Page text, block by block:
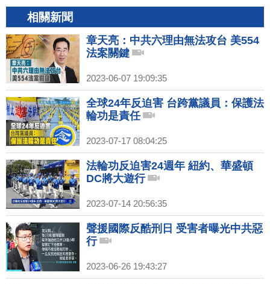
相關新聞
章天亮：中共六理由無法攻台 美554
法案關鍵
2023-06-07 19:09:35
全球24年反迫害 台跨黨議員：保護法
輪功是責任
2023-07-17 08:04:25
法輪功反迫害24週年 紐約、華盛頓
DC將大遊行
2023-07-14 20:56:35
聲援國際反酷刑日 受害者曝光中共惡
行
2023-06-26 19:43:27